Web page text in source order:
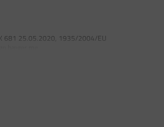
681 25.05.2020, 1935/2004/EU